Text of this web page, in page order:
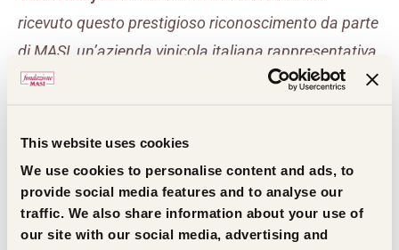
This website uses cookies
We use cookies to personalise content and ads, to
provide social media features and to analyse our
traffic. We also share information about your use of
our site with our social media, advertising and
ricevuto questo prestigioso riconoscimento da parte
di MASI, un’azienda vinicola italiana rappresentativa
e con una lunga storia. Io e mio fratello abbiamo
Dio” perché amavamo molto il vino, ma è diventato
poi un’opera popolare che ha venduto 12 milioni di
copie in tutto il mondo, e quest’anno… è stato
distribuito a livello globale come dramma